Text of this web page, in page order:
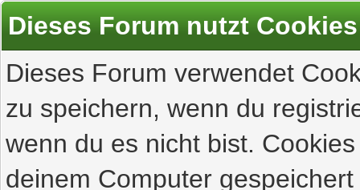
Dieses Forum nutzt Cookies
Dieses Forum verwendet
zu speichern, wenn du
wenn du es nicht bist.
deinem Computer